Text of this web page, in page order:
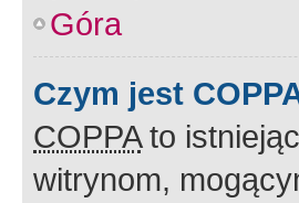
Góra
Czym jest
COPPAto
witrynom,